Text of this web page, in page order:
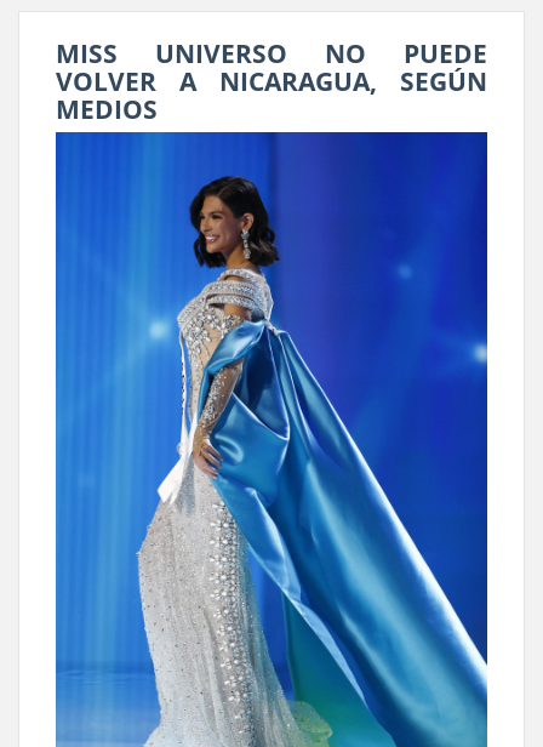
MISS UNIVERSO NO PUEDE
VOLVER A NICARAGUA, SEGÚN
MEDIOS